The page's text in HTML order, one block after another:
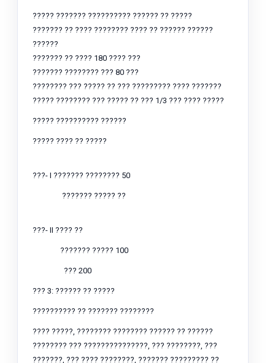
????? ??????? ?????????? ?????? ?? ?????
??????? ?? ???? ???????? ???? ?? ?????? ??????
??????
??????? ?? ???? 180 ???? ???
??????? ???????? ??? 80 ???
???????? ??? ????? ?? ??? ????????? ???? ???????
????? ???????? ??? ????? ?? ??? 1/3 ??? ???? ?????
????? ?????????? ??????
????? ???? ?? ?????
???- I ??????? ???????? 50
??????? ????? ??
???- II ???? ??
??????? ????? 100
??? 200
??? 3: ?????? ?? ?????
?????????? ?? ??????? ????????
???? ?????, ???????? ???????? ?????? ?? ??????
???????? ??? ???????????????, ??? ????????, ???
???????, ??? ???? ????????, ??????? ????????? ??